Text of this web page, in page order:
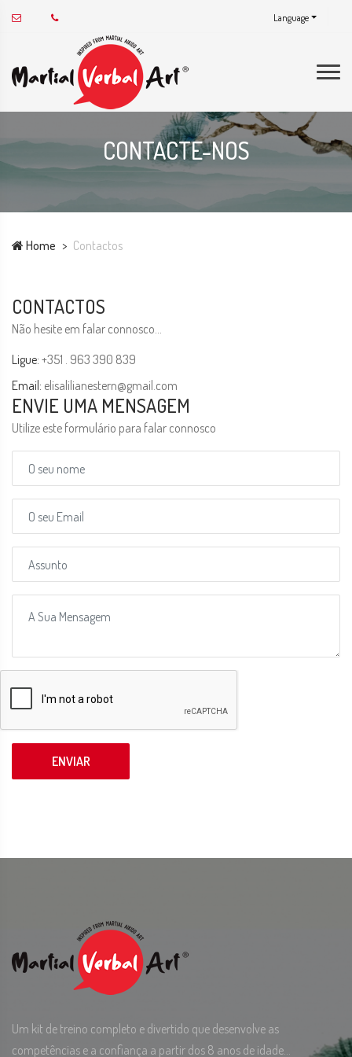
Language
CONTACTE-NOS
Home Contactos
CONTACTOS
Não hesite em falar connosco...
Ligue: +351 . 963 390 839
Email: elisalilianestern@gmail.com
ENVIE UMA MENSAGEM
Utilize este formulário para falar connosco
ENVIAR
Um kit de treino completo e divertido que desenvolve as
competências e a confiança a partir dos 8 anos de idade...